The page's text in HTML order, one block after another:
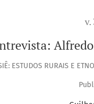
v.
ESTUDOS RURAIS E